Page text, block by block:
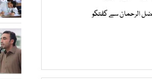
الرحمان سے گفتگو